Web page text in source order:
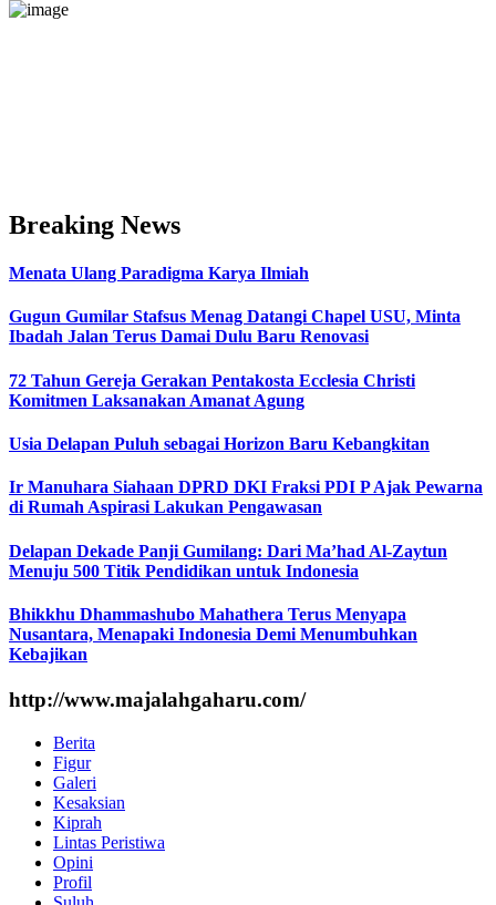
Breaking News
Menata Ulang Paradigma Karya Ilmiah
Gugun Gumilar Stafsus Menag Datangi Chapel USU, Minta
Ibadah Jalan Terus Damai Dulu Baru Renovasi
72 Tahun Gereja Gerakan Pentakosta Ecclesia Christi
Komitmen Laksanakan Amanat Agung
Usia Delapan Puluh sebagai Horizon Baru Kebangkitan
Ir Manuhara Siahaan DPRD DKI Fraksi PDI P Ajak Pewarna
di Rumah Aspirasi Lakukan Pengawasan
Delapan Dekade Panji Gumilang: Dari Ma’had Al-Zaytun
Menuju 500 Titik Pendidikan untuk Indonesia
Bhikkhu Dhammashubo Mahathera Terus Menyapa
Nusantara, Menapaki Indonesia Demi Menumbuhkan
Kebajikan
http://www.majalahgaharu.com/
Berita
Figur
Galeri
Kesaksian
Kiprah
Lintas Peristiwa
Opini
Profil